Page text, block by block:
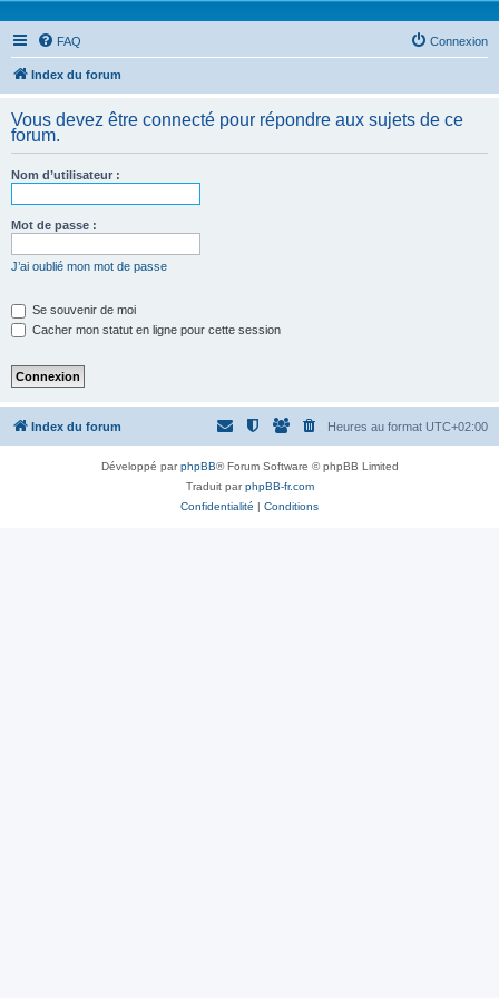
FAQ Connexion
Index du forum
Vous devez être connecté pour répondre aux sujets de ce
forum.
Nom d’utilisateur :
Mot de passe :
J’ai oublié mon mot de passe
Se souvenir de moi
Cacher mon statut en ligne pour cette session
Index du forum Heures au format UTC+02:00
Développé parphpBB® Forum Software © phpBB Limited
Traduit parphpBB-fr.com
Confidentialité | Conditions